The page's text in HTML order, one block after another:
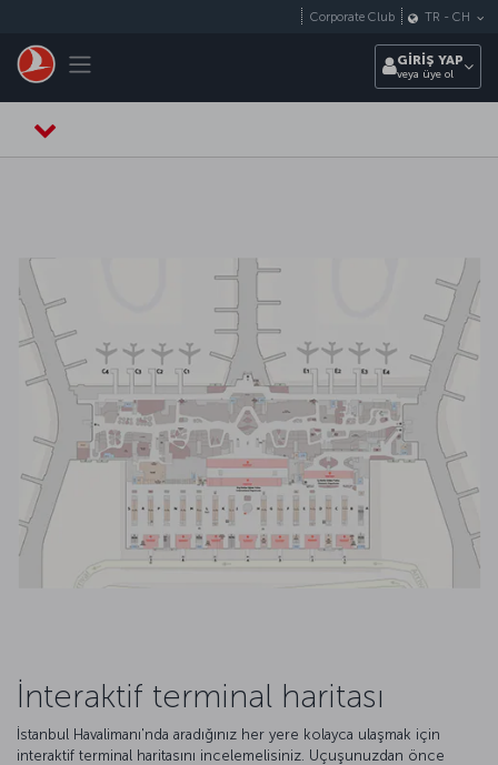
Toggle navigation
Corporate Club TR - CH
GİRİŞ YAP
veya üye ol
İnteraktif terminal haritası
İstanbul Havalimanı'nda aradığınız her yere kolayca ulaşmak için
interaktif terminal haritasını incelemelisiniz. Uçuşunuzdan önce